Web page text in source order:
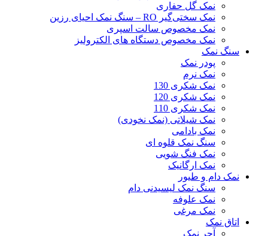
نمک گل حفاری
نمک سختی‌گیر RO – سنگ نمک احیای رزین
نمک مخصوص سالت اسپری
نمک مخصوص دستگاه های الکترولیز
سنگ نمک
پودر نمک
نمک نرم
نمک شکری 130
نمک شکری 120
نمک شکری 110
نمک شیلاتی (نمک نخودی)
نمک بادامی
سنگ نمک قلوه ای
نمک فنگ شویی
نمک ارگانیک
نمک دام و طیور
سنگ نمک لیسیدنی دام
نمک علوفه
نمک مرغی
اتاق نمک
آجر نمک